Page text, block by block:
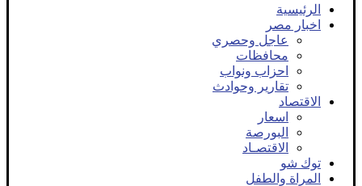
الرئيسية
اخبار مصر
عاجل وحصري
محافظات
احزاب ونواب
تقارير وحوادث
الاقتصاد
اسعار
البورصة
الاقتصـاد
توك شو
المراة والطفل